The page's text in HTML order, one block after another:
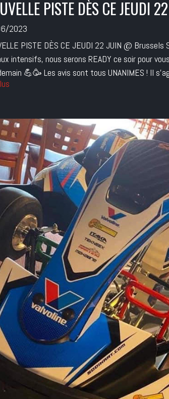
PISTE DÈS CE JEUDI
2023
PISTE DÈS CE JEUDI 22 JUIN @
intensifs, nous serons READY ce soir pour
💪🥳 Les avis sont tous UNANIMES ! Il